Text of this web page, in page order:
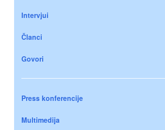
Intervjui
Članci
Govori
Press konferencije
Multimedija